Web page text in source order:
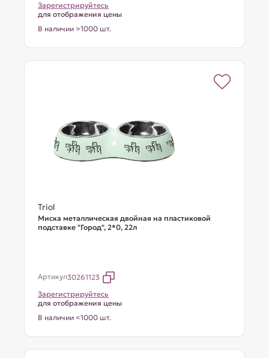
Зарегистрируйтесь
для отображения цены
В наличии >1000 шт.
Triol
Миска металлическая двойная на пластиковой
подставке "Город", 2*0, 22л
Артикул30261123
Зарегистрируйтесь
для отображения цены
В наличии <1000 шт.